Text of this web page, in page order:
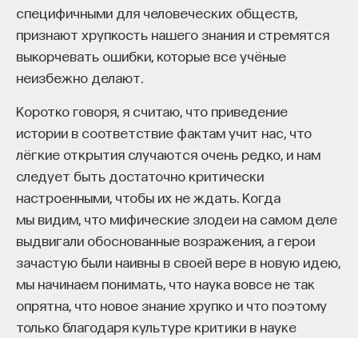
специфичными для человеческих обществ,
признают хрупкость нашего знания и стремятся
выкорчевать ошибки, которые все учёные
неизбежно делают.
Коротко говоря, я считаю, что приведение
истории в соответствие фактам учит нас, что
лёгкие открытия случаются очень редко, и нам
следует быть достаточно критически
настроенными, чтобы их не ждать. Когда
мы видим, что мифические злодеи на самом деле
выдвигали обоснованные возражения, а герои
зачастую были наивны в своей вере в новую идею,
мы начинаем понимать, что наука вовсе не так
опрятна, что новое знание хрупко и что поэтому
только благодаря культуре критики в науке
Университет должен строить
будущее
«Есть представление о том, что университеты
готовят элиту, и отсюда возникает образ сложно
мыслящего, сложно устроенного человека.
Но здесь возникает и другой, гораздо более
трудный вопрос: кто вообще формирует
целеполагание университета и кто задает тот
смысл, на который он работает? Мне кажется,
университет способен быть субъектом —
не просто выполнять внешний заказ,
позиция: сначала определить, какое будущее